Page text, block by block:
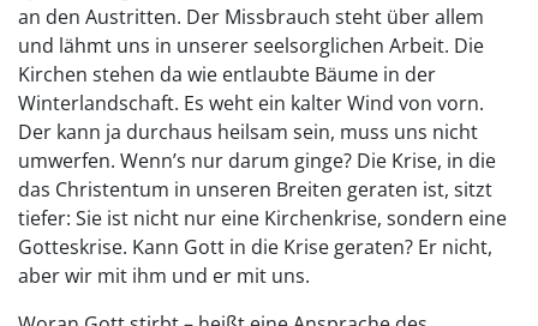
an den Austritten. Der Missbrauch steht über allem
und lähmt uns in unserer seelsorglichen Arbeit. Die
Kirchen stehen da wie entlaubte Bäume in der
Winterlandschaft. Es weht ein kalter Wind von vorn.
Der kann ja durchaus heilsam sein, muss uns nicht
umwerfen. Wenn’s nur darum ginge? Die Krise, in die
das Christentum in unseren Breiten geraten ist, sitzt
tiefer: Sie ist nicht nur eine Kirchenkrise, sondern eine
Gotteskrise. Kann Gott in die Krise geraten? Er nicht,
aber wir mit ihm und er mit uns.